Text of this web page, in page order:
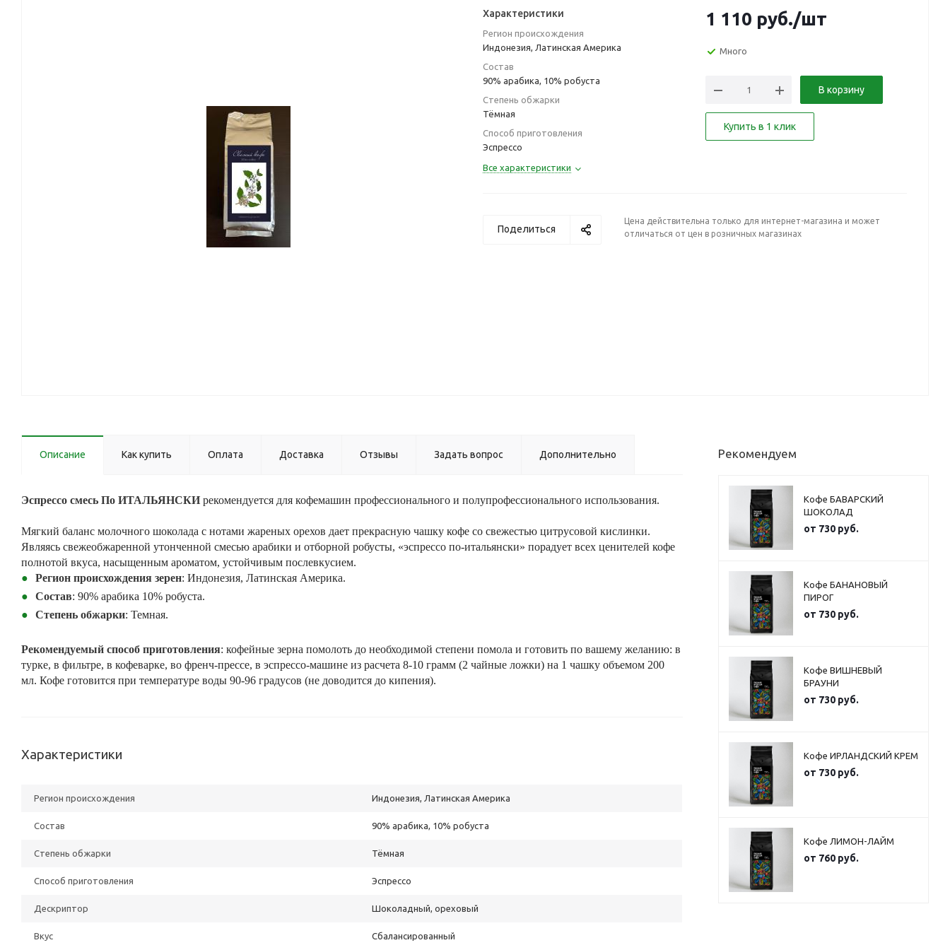
Характеристики
Регион происхождения
Индонезия, Латинская Америка
Состав
90% арабика, 10% робуста
Степень обжарки
Тёмная
Способ приготовления
Эспрессо
Все характеристики
1 110 руб./шт
Много
В корзину
Купить в 1 клик
Поделиться
Цена действительна только для интернет-магазина и может
отличаться от цен в розничных магазинах
Описание Как купить Оплата Доставка Отзывы Задать вопрос Дополнительно
Эспрессо смесь По ИТАЛЬЯНСКИ рекомендуется для кофемашин профессионального и полупрофессионального использования.
Мягкий баланс молочного шоколада с нотами жареных орехов дает прекрасную чашку кофе со свежестью цитрусовой кислинки.
Являясь свежеобжаренной утонченной смесью арабики и отборной робусты, «эспрессо по-итальянски» порадует всех ценителей кофе
полнотой вкуса, насыщенным ароматом, устойчивым послевкусием.
Регион происхождения зерен: Индонезия, Латинская Америка.
Состав: 90% арабика 10% робуста.
Степень обжарки: Темная.
Рекомендуемый способ приготовления: кофейные зерна помолоть до необходимой степени помола и готовить по вашему желанию: в
турке, в фильтре, в кофеварке, во френч-прессе, в эспрессо-машине из расчета 8-10 грамм (2 чайные ложки) на 1 чашку объемом 200
мл. Кофе готовится при температуре воды 90-96 градусов (не доводится до кипения).
Характеристики
Регион происхождения Индонезия, Латинская Америка
Состав 90% арабика, 10% робуста
Степень обжарки Тёмная
Способ приготовления Эспрессо
Дескриптор Шоколадный, ореховый
Вкус Сбалансированный
Рекомендуем
Кофе БАВАРСКИЙ
ШОКОЛАД
от 730 руб.
Кофе БАНАНОВЫЙ
ПИРОГ
от 730 руб.
Кофе ВИШНЕВЫЙ
БРАУНИ
от 730 руб.
Кофе ИРЛАНДСКИЙ КРЕМ
от 730 руб.
Кофе ЛИМОН-ЛАЙМ
от 760 руб.